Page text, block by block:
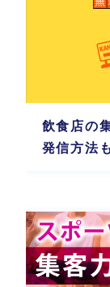
飲食店の
発信方法